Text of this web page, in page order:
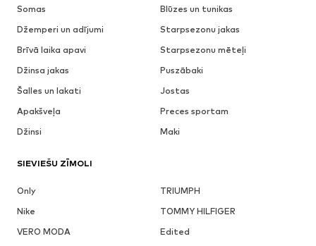
Somas
Blūzes un tunikas
Džemperi un adījumi
Starpsezonu jakas
Brīvā laika apavi
Starpsezonu mēteļi
Džinsa jakas
Puszābaki
Šalles un lakati
Jostas
Apakšveļa
Preces sportam
Džinsi
Maki
SIEVIEŠU ZĪMOLI
Only
TRIUMPH
Nike
TOMMY HILFIGER
VERO MODA
Edited